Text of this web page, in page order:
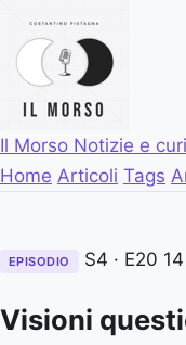
Il Morso Notizie e
Home Articoli Tags
EPISODIO S4 · E20
Visioni